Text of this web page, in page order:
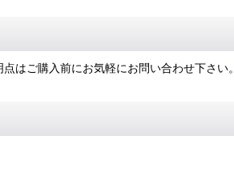
はご購入前にお気軽にお問い合わせ下さい。